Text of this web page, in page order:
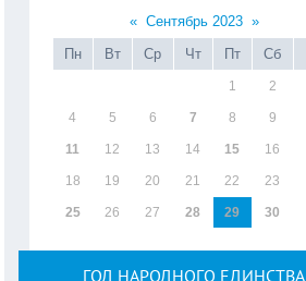
« Сентябрь 2023 »
Пн
Вт Ср Чт Пт Сб
1 2
4 5 6 7 8 9
11 12 13 14 15 16
18 19 20 21 22 23
25 26 27 28 29 30
ГОД НАРОДНОГО ЕДИНСТВА